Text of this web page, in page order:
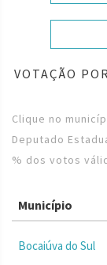
VOTAÇÃO
Clique no
Deputado
% dos votos
Município
Bocaiúva do Sul